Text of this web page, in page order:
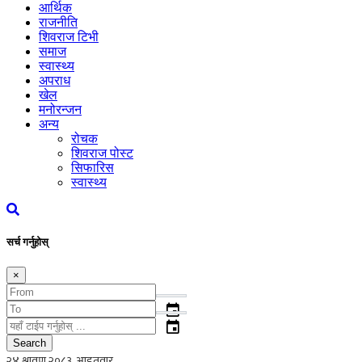
आर्थिक
राजनीति
शिवराज टिभी
समाज
स्वास्थ्य
अपराध
खेल
मनोरन्जन
अन्य
रोचक
शिवराज पोस्ट
सिफारिस
स्वास्थ्य
सर्च गर्नुहोस्
×
event
event
Search